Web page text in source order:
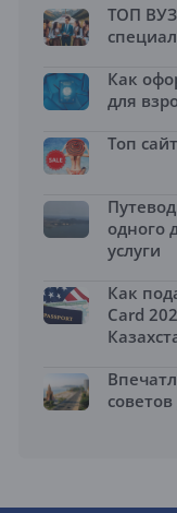
ТОП
Как
для
Топ
одного
услуги
Как
Card